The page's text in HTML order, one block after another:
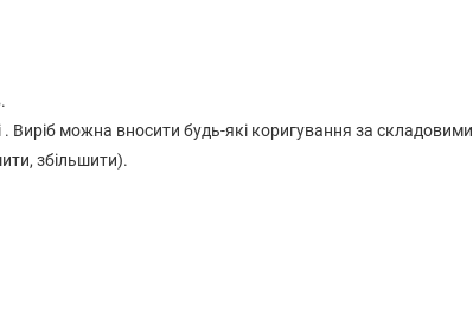
Виріб можна вносити будь-які коригування за складовими
збільшити).